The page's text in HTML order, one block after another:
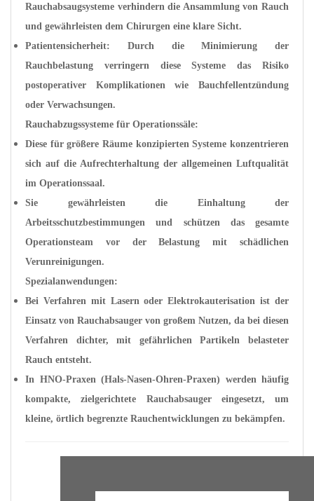
Rauchabsaugsysteme verhindern die Ansammlung von Rauch
und gewährleisten dem Chirurgen eine klare Sicht.
Patientensicherheit: Durch die Minimierung der
Rauchbelastung verringern diese Systeme das Risiko
postoperativer Komplikationen wie Bauchfellentzündung
oder Verwachsungen.
Rauchabzugssysteme für Operationssäle:
Diese für größere Räume konzipierten Systeme konzentrieren
sich auf die Aufrechterhaltung der allgemeinen Luftqualität
im Operationssaal.
Sie gewährleisten die Einhaltung der
Arbeitsschutzbestimmungen und schützen das gesamte
Operationsteam vor der Belastung mit schädlichen
Verunreinigungen.
Spezialanwendungen:
Bei Verfahren mit Lasern oder Elektrokauterisation ist der
Einsatz von Rauchabsauger von großem Nutzen, da bei diesen
Verfahren dichter, mit gefährlichen Partikeln belasteter
Rauch entsteht.
In HNO-Praxen (Hals-Nasen-Ohren-Praxen) werden häufig
kompakte, zielgerichtete Rauchabsauger eingesetzt, um
kleine, örtlich begrenzte Rauchentwicklungen zu bekämpfen.